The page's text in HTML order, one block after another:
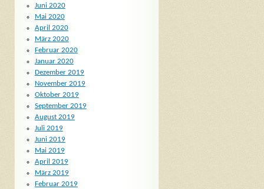
Juni 2020
Mai 2020
April 2020
März 2020
Februar 2020
Januar 2020
Dezember 2019
November 2019
Oktober 2019
September 2019
August 2019
Juli 2019
Juni 2019
Mai 2019
April 2019
März 2019
Februar 2019